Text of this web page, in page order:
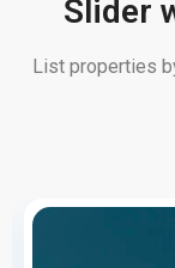
Slider
List properties